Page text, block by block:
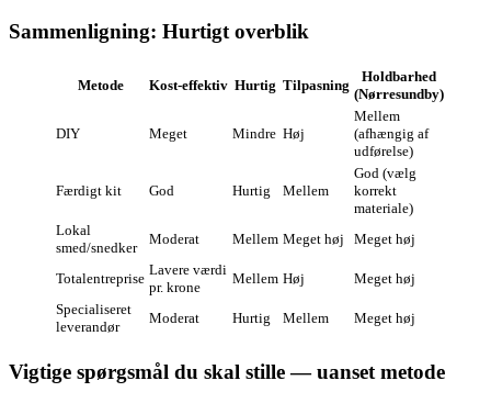
Sammenligning: Hurtigt overblik
Metode Kost‑effektiv Hurtig Tilpasning
Holdbarhed
(Nørresundby)
DIY Meget Mindre Høj
Mellem
(afhængig af
udførelse)
Færdigt kit God Hurtig Mellem
God (vælg
korrekt
materiale)
Lokal
smed/snedker
Moderat Mellem Meget høj Meget høj
Totalentreprise
Lavere værdi
pr. krone
Mellem Høj
Meget høj
Specialiseret
leverandør
Moderat Hurtig Mellem Meget høj
Vigtige spørgsmål du skal stille — uanset metode